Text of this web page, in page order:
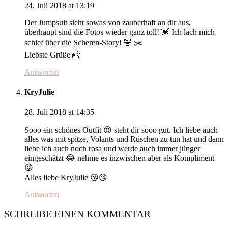
24. Juli 2018 at 13:19
Der Jumpsuit sieht sowas von zauberhaft an dir aus,
überhaupt sind die Fotos wieder ganz toll! 💓 Ich lach mich
schief über die Scheren-Story! 🤣 ✂️
Liebste Grüße 👼
Antworten
KryJulie
28. Juli 2018 at 14:35
Sooo ein schönes Outfit 😍 steht dir sooo gut. Ich liebe auch
alles was mit spitze, Volants und Rüschen zu tun hat und dann
liebe ich auch noch rosa und werde auch immer jünger
eingeschätzt 😂 nehme es inzwischen aber als Kompliment
😜
Alles liebe KryJulie 😘😘
Antworten
SCHREIBE EINEN KOMMENTAR